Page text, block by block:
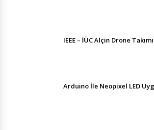
IEEE – İÜC Alçin Drone Takımı
Arduino İle Neopixel LED